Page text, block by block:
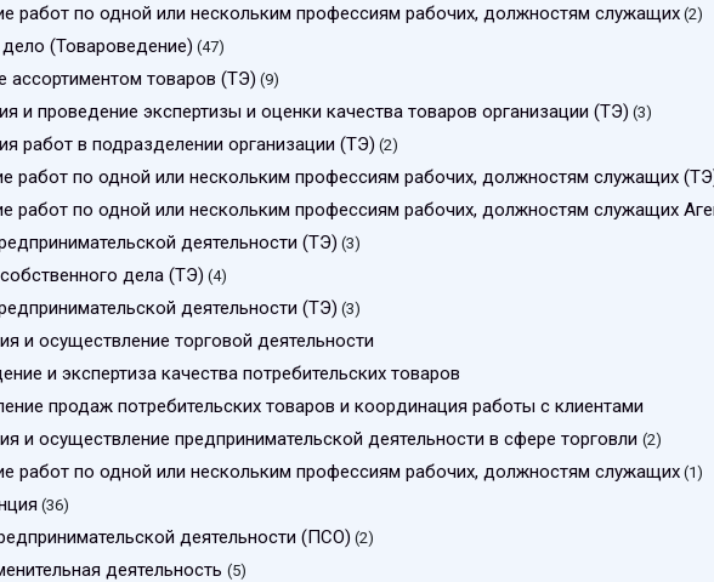
работ по одной или нескольким профессиям рабочих, должностям служащих(2)
(Товароведение) (47)
ассортиментом товаров (ТЭ) (9)
и проведение экспертизы и оценки качества товаров организации (ТЭ) (3)
работ в подразделении организации (ТЭ) (2)
работ по одной или нескольким профессиям рабочих, должностям служащих
работ по одной или нескольким профессиям рабочих, должностям служащих
деятельности (ТЭ) (3)
дела (ТЭ) (4)
деятельности (ТЭ) (3)
и осуществление торговой деятельности
и экспертиза качества потребительских товаров
продаж потребительских товаров и координация работы с клиентами
и осуществление предпринимательской деятельности в сфере торговли (2)
работ по одной или нескольким профессиям рабочих, должностям служащих(1)
(36)
деятельности (ПСО) (2)
деятельность (5)